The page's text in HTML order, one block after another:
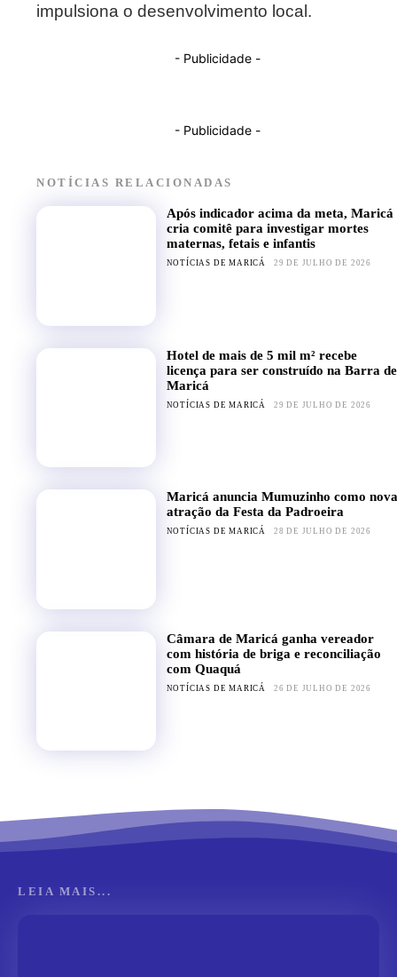
impulsiona o desenvolvimento local.
- Publicidade -
- Publicidade -
NOTÍCIAS RELACIONADAS
Após indicador acima da meta, Maricá
cria comitê para investigar mortes
maternas, fetais e infantis
NOTÍCIAS DE MARICÁ 29 DE JULHO DE 2026
Hotel de mais de 5 mil m² recebe
licença para ser construído na Barra de
Maricá
NOTÍCIAS DE MARICÁ 29 DE JULHO DE 2026
Maricá anuncia Mumuzinho como nova
atração da Festa da Padroeira
NOTÍCIAS DE MARICÁ 28 DE JULHO DE 2026
Câmara de Maricá ganha vereador
com história de briga e reconciliação
com Quaquá
NOTÍCIAS DE MARICÁ 26 DE JULHO DE 2026
LEIA MAIS...